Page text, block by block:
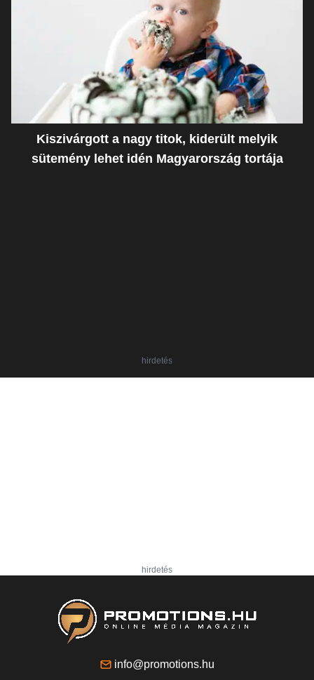
Kiszivárgott a nagy titok, kiderült melyik
sütemény lehet idén Magyarország tortája
hirdetés
hirdetés
info@promotions.hu